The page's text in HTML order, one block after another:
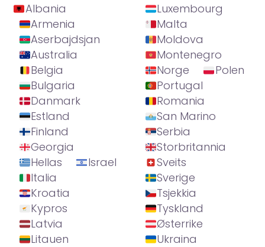
Albania
Armenia
Aserbajdsjan
Australia
Belgia
Bulgaria
Danmark
Estland
Finland
Georgia
Hellas
Israel
Italia
Kroatia
Kypros
Latvia
Litauen
Luxembourg
Malta
Moldova
Montenegro
Norge
Polen
Portugal
Romania
San Marino
Serbia
Storbritannia
Sveits
Sverige
Tsjekkia
Tyskland
Østerrike
Ukraina